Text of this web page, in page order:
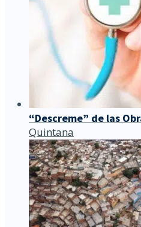
“Descreme” de las
Quintana